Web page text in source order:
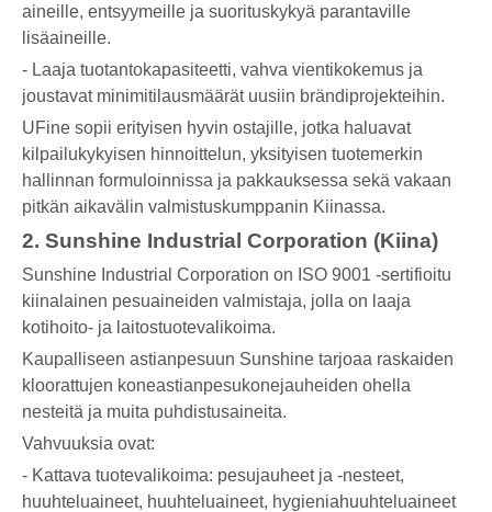
aineille, entsyymeille ja suorituskykyä parantaville
lisäaineille.
- Laaja tuotantokapasiteetti, vahva vientikokemus ja
joustavat minimitilausmäärät uusiin brändiprojekteihin.
UFine sopii erityisen hyvin ostajille, jotka haluavat
kilpailukykyisen hinnoittelun, yksityisen tuotemerkin
hallinnan formuloinnissa ja pakkauksessa sekä vakaan
pitkän aikavälin valmistuskumppanin Kiinassa.
2. Sunshine Industrial Corporation (Kiina)
Sunshine Industrial Corporation on ISO 9001 -sertifioitu
kiinalainen pesuaineiden valmistaja, jolla on laaja
kotihoito- ja laitostuotevalikoima.
Kaupalliseen astianpesuun Sunshine tarjoaa raskaiden
kloorattujen koneastianpesukonejauheiden ohella
nesteitä ja muita puhdistusaineita.
Vahvuuksia ovat:
- Kattava tuotevalikoima: pesujauheet ja -nesteet,
huuhteluaineet, huuhteluaineet, hygieniahuuhteluaineet